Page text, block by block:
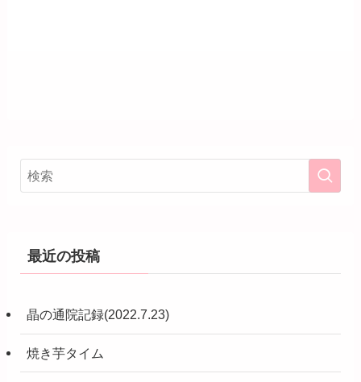
最近の投稿
晶の通院記録(2022.7.23)
焼き芋タイム